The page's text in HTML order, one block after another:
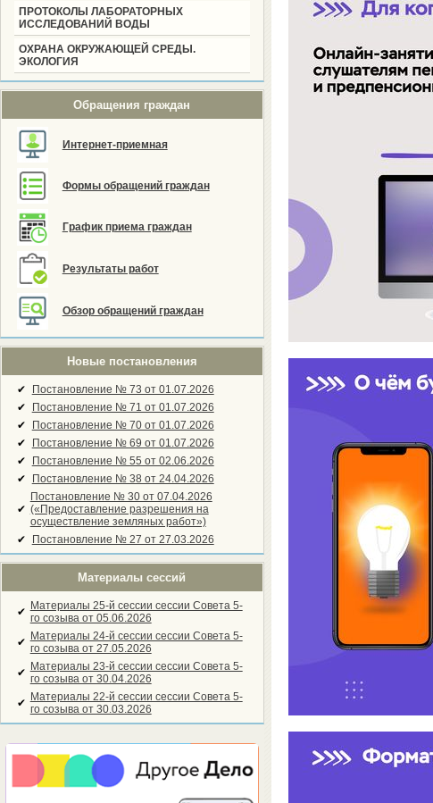
ПРОТОКОЛЫ ЛАБОРАТОРНЫХ
ИССЛЕДОВАНИЙ ВОДЫ
ОХРАНА ОКРУЖАЮЩЕЙ СРЕДЫ.
ЭКОЛОГИЯ
Обращения граждан
Интернет-приемная
Формы обращений граждан
График приема граждан
Результаты работ
Обзор обращений граждан
Новые постановления
✔
Постановление № 73 от 01.07.2026
✔
Постановление № 71 от 01.07.2026
✔
Постановление № 70 от 01.07.2026
✔
Постановление № 69 от 01.07.2026
✔
Постановление № 55 от 02.06.2026
✔
Постановление № 38 от 24.04.2026
✔
Постановление № 30 от 07.04.2026
(«Предоставление разрешения на
осуществление земляных работ»)
✔
Постановление № 27 от 27.03.2026
Материалы сессий
✔ Материалы 25-й сессии сессии Совета 5-
го созыва от 05.06.2026
✔ Материалы 24-й сессии сессии Совета 5-
го созыва от 27.05.2026
✔ Материалы 23-й сессии сессии Совета 5-
го созыва от 30.04.2026
✔ Материалы 22-й сессии сессии Совета 5-
го созыва от 30.03.2026